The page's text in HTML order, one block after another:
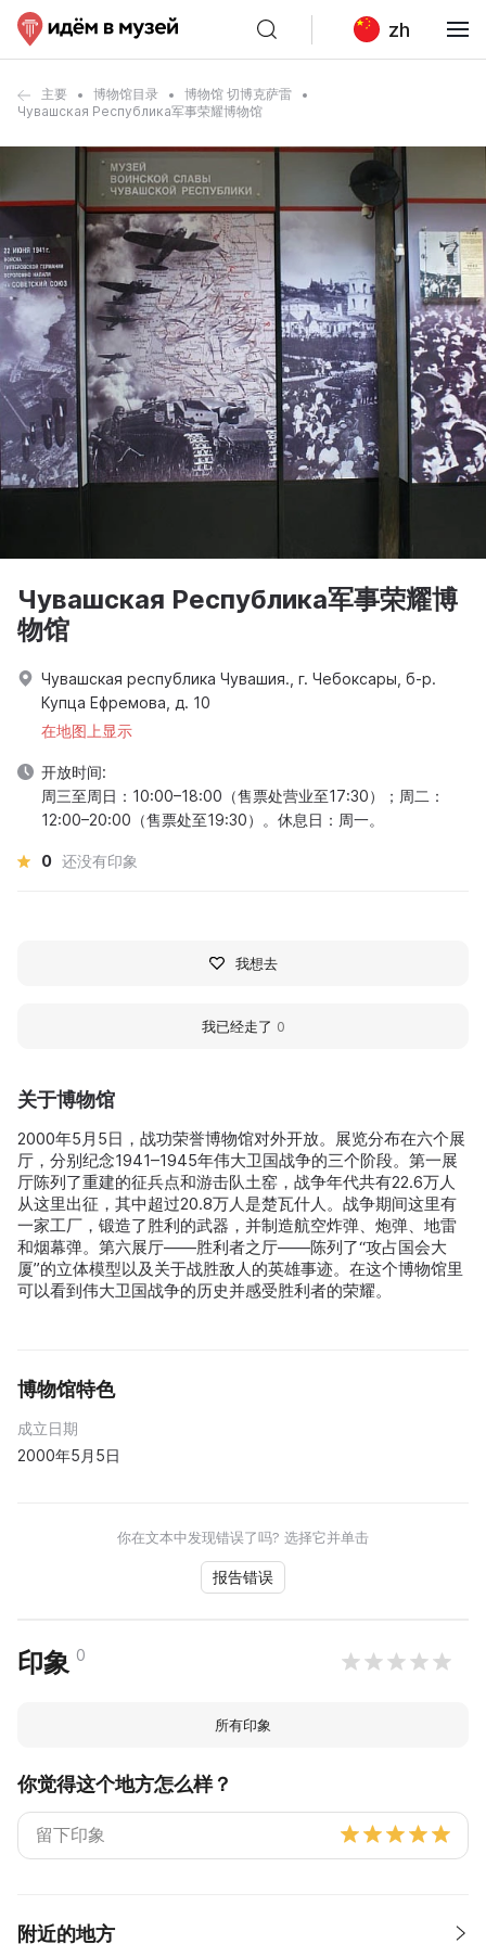
zh
主要 博物馆目录
博物馆 切博克萨雷
Чувашская Республика军事荣耀博物馆
关于博物馆
2000年5月5日，战功荣誉博物馆对外开放。展览分布在六个展
厅，分别纪念1941–1945年伟大卫国战争的三个阶段。第一展
厅陈列了重建的征兵点和游击队土窑，战争年代共有22.6万人
从这里出征，其中超过20.8万人是楚瓦什人。战争期间这里有
一家工厂，锻造了胜利的武器，并制造航空炸弹、炮弹、地雷
和烟幕弹。第六展厅——胜利者之厅——陈列了“攻占国会大
厦”的立体模型以及关于战胜敌人的英雄事迹。在这个博物馆里
可以看到伟大卫国战争的历史并感受胜利者的荣耀。
博物馆特色
成立日期
2000年5月5日
你在文本中发现错误了吗? 选择它并单击
报告错误
印象 0
所有印象
你觉得这个地方怎么样？
附近的地方
Чувашская Республика军事荣耀博
物馆
Чувашская республика Чувашия., г. Чебоксары, б-р.
Купца Ефремова, д. 10
在地图上显示
开放时间:
周三至周日：10:00–18:00（售票处营业至17:30）；周二：
12:00–20:00（售票处至19:30）。休息日：周一。
0 还没有印象
我想去
我已经走了 0